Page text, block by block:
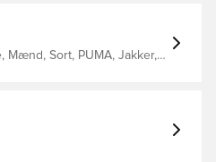
für kühlere Tage.
Lange Ärmel
PUMA Branding-Details
Mænd, Sort, PUMA, Jakker,